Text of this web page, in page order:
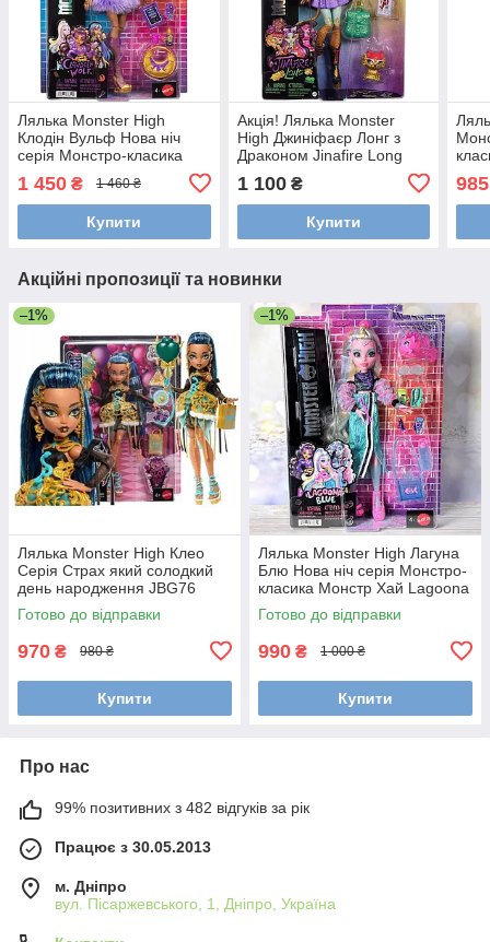
Лялька Monster High
Клодін Вульф Нова ніч
серія Монстро-класика
Clawdeen Core Refresh
оригінал Mattel
1 450 ₴ 1 460 ₴
Купити
Акція! Лялька Monster
High Джиніфаєр Лонг з
Драконом Jinafire Long
класика Оригінал Mattel
1 100₴
Купити
985
Акційні пропозиції та новинки
–1%
Лялька Monster High Клео
Серія Страх який солодкий
день народження JBG76
монстр хай Cleo De Nile in
Golden Party, Міккі Маус
Готово до відправки
970 ₴ 980 ₴
Купити
–1%
Лялька Monster High Лагуна
Блю Нова ніч серія Монстро-
класика Монстр Хай Lagoona
Blue Core Refresh JHK33
оригінал Mattel
Готово до відправки
990 ₴ 1 000 ₴
Купити
Про нас
99% позитивних з 482 відгуків за рік
Працює з 30.05.2013
м. Дніпро
вул. Пісаржевського, 1, Дніпро, Україна